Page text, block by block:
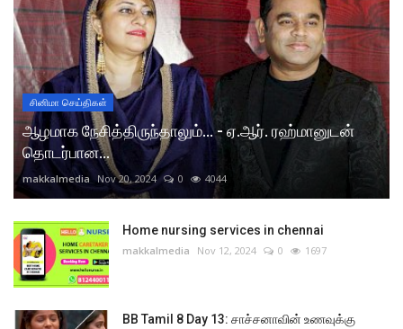
சினிமா செய்திகள்
ஆழமாக நேசித்திருந்தாலும்... - ஏ.ஆர். ரஹ்மானுடன்
தொடர்பான...
makkalmedia Nov 20, 2024 0 4044
Home nursing services in chennai
makkalmedia Nov 12, 2024 0 1697
BB Tamil 8 Day 13: சாச்சனாவின் உணவுக்கு